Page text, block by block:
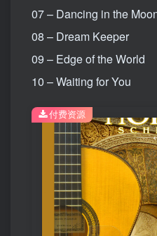
07 – Dancing in the
08 – Dream Keeper
09 – Edge of the World
10 – Waiting for You
付费资源